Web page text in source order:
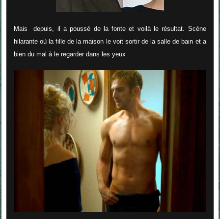
Mais depuis, il a poussé de la fonte et voilà le résultat. Scène
hilarante où la fille de la maison le voit sortir de la salle de bain et a
bien du mal à le regarder dans les yeux